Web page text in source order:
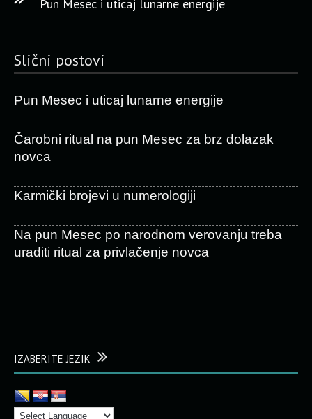
Pun Mesec i uticaj lunarne energije
Slični postovi
Pun Mesec i uticaj lunarne energije
Čarobni ritual na pun Mesec za brz dolazak
novca
Karmički brojevi u numerologiji
Na pun Mesec po narodnom verovanju treba
uraditi ritual za privlačenje novca
IZABERITE JEZIK